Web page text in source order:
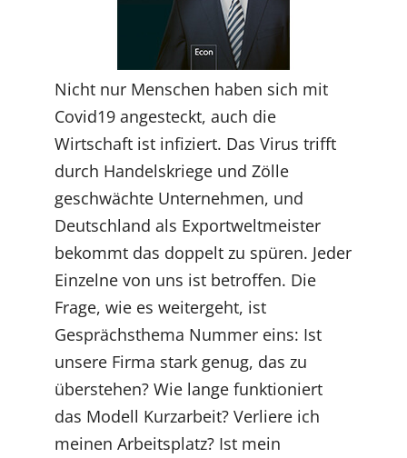
Nicht nur Menschen haben sich mit
Covid19 angesteckt, auch die
Wirtschaft ist infiziert. Das Virus trifft
durch Handelskriege und Zölle
geschwächte Unternehmen, und
Deutschland als Exportweltmeister
bekommt das doppelt zu spüren. Jeder
Einzelne von uns ist betroffen. Die
Frage, wie es weitergeht, ist
Gesprächsthema Nummer eins: Ist
unsere Firma stark genug, das zu
überstehen? Wie lange funktioniert
das Modell Kurzarbeit? Verliere ich
meinen Arbeitsplatz? Ist mein